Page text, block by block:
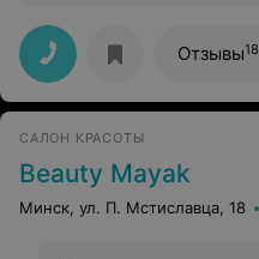
Отзывы18
САЛОН КРАСОТЫ
Beauty Mayak
Минск, ул. П. Мстиславца, 18